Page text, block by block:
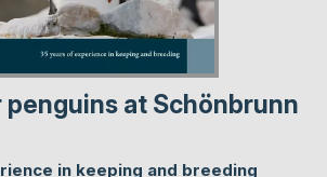
penguins at Schönbrunn
in keeping and breeding